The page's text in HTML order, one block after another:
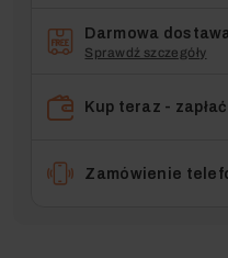
Darmowa
Sprawdź szczegóły
Kup teraz -
Zamówienie